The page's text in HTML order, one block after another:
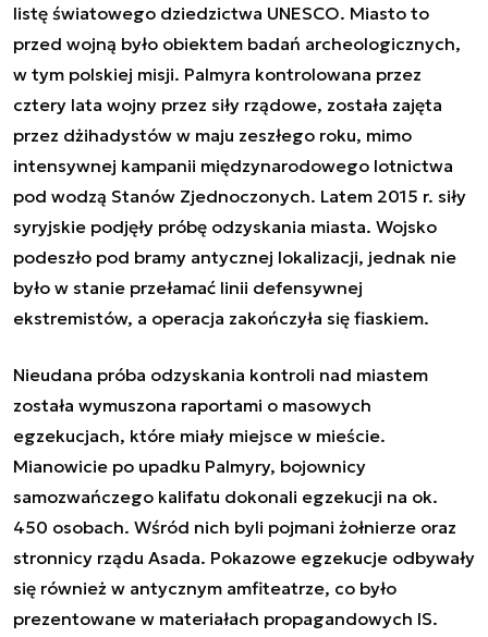
listę światowego dziedzictwa UNESCO. Miasto to
przed wojną było obiektem badań archeologicznych,
w tym polskiej misji. Palmyra kontrolowana przez
cztery lata wojny przez siły rządowe, została zajęta
przez dżihadystów w maju zeszłego roku, mimo
intensywnej kampanii międzynarodowego lotnictwa
pod wodzą Stanów Zjednoczonych. Latem 2015 r. siły
syryjskie podjęły próbę odzyskania miasta. Wojsko
podeszło pod bramy antycznej lokalizacji, jednak nie
było w stanie przełamać linii defensywnej
ekstremistów, a operacja zakończyła się fiaskiem.
Nieudana próba odzyskania kontroli nad miastem
została wymuszona raportami o masowych
egzekucjach, które miały miejsce w mieście.
Mianowicie po upadku Palmyry, bojownicy
samozwańczego kalifatu dokonali egzekucji na ok.
450 osobach. Wśród nich byli pojmani żołnierze oraz
stronnicy rządu Asada. Pokazowe egzekucje odbywały
się również w antycznym amfiteatrze, co było
prezentowane w materiałach propagandowych IS.